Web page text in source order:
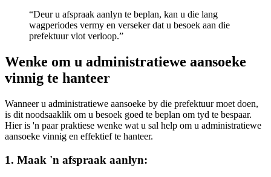
“Deur u afspraak aanlyn te beplan, kan u die lang
wagperiodes vermy en verseker dat u besoek aan die
prefektuur vlot verloop.”
Wenke om u administratiewe aansoeke
vinnig te hanteer
Wanneer u administratiewe aansoeke by die prefektuur moet doen,
is dit noodsaaklik om u besoek goed te beplan om tyd te bespaar.
Hier is 'n paar praktiese wenke wat u sal help om u administratiewe
aansoeke vinnig en effektief te hanteer.
1. Maak 'n afspraak aanlyn: